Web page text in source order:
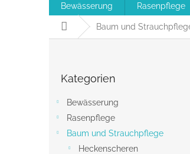
Bewässerung Rasenpflege
StartseiteBaum und
überspringen
Kategorien
Bewässerung
Rasenpflege
Baum und Strauchpflege
Heckenscheren